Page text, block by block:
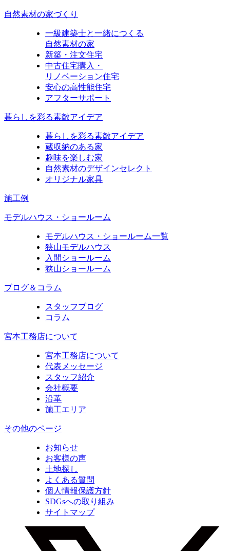
自然素材の家づくり
一級建築士と一緒につくる
自然素材の家
新築・注文住宅
中古住宅購入・
リノベーション住宅
安心の高性能住宅
アフターサポート
暮らしを彩る素敵アイデア
暮らしを彩る素敵アイデア
蔵収納のある家
趣味を楽しむ家
自然素材のデザインセレクト
オリジナル家具
施工例
モデルハウス・ショールーム
モデルハウス・ショールーム一覧
狭山モデルハウス
入間ショールーム
狭山ショールーム
ブログ＆コラム
スタッフブログ
コラム
宮本工務店について
宮本工務店について
代表メッセージ
スタッフ紹介
会社概要
沿革
施工エリア
その他のページ
お知らせ
お客様の声
土地探し
よくある質問
個人情報保護方針
SDGsへの取り組み
サイトマップ